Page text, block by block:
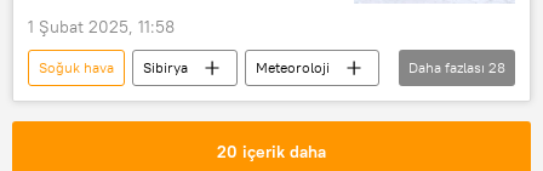
1 Şubat 2025, 11:58
Soğuk hava Sibirya
Meteoroloji
AKOM
YAŞAM
Karadeniz
Daha fazlası 28
20 içerik daha